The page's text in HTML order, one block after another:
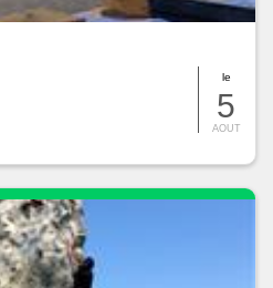
le
5
AOUT